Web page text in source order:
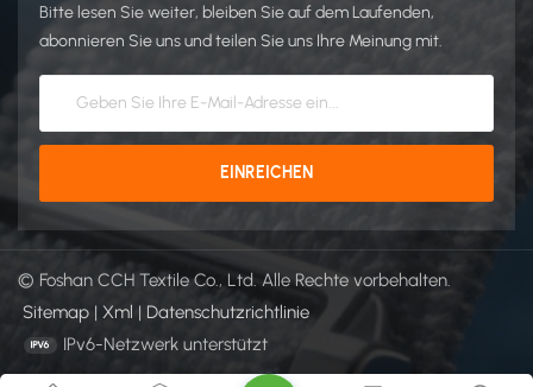
Bitte lesen Sie weiter, bleiben Sie auf dem Laufenden,
abonnieren Sie uns und teilen Sie uns Ihre Meinung mit.
© Foshan CCH Textile Co., Ltd. Alle Rechte vorbehalten.
Sitemap | Xml | Datenschutzrichtlinie
IPv6-Netzwerk unterstützt